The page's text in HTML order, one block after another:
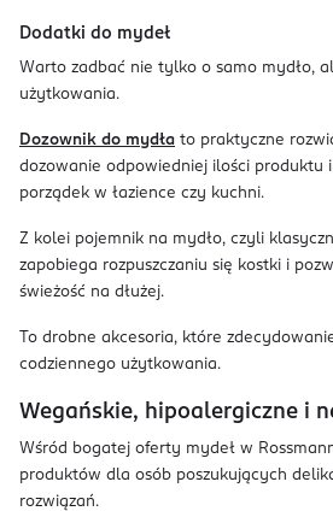
Dodatki do mydeł
Warto zadbać nie tylko o samo mydło,
użytkowania.
Dozownik do mydła to praktyczne
dozowanie odpowiedniej ilości produktu
porządek w łazience czy kuchni.
Z kolei pojemnik na mydło, czyli
zapobiega rozpuszczaniu się kostki i
świeżość na dłużej.
To drobne akcesoria, które
codziennego użytkowania.
Wegańskie, hipoalergiczne i
Wśród bogatej oferty mydeł w
produktów dla osób poszukujących
rozwiązań.